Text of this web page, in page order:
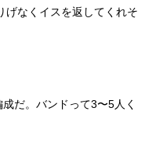
げなくイスを返してくれそ
だ。バンドって3〜5人く